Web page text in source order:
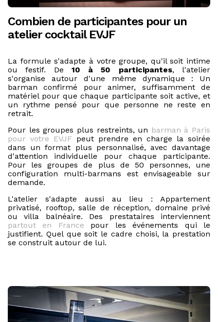
Combien de participantes pour un
atelier cocktail EVJF
La formule s'adapte à votre groupe, qu'il soit intime
ou festif. De 10 à 50 participantes, l'atelier
s'organise autour d'une même dynamique : Un
barman confirmé pour animer, suffisamment de
matériel pour que chaque participante soit active, et
un rythme pensé pour que personne ne reste en
retrait.
Pour les groupes plus restreints, un barman à Paris
pour votre EVJF peut prendre en charge la soirée
dans un format plus personnalisé, avec davantage
d'attention individuelle pour chaque participante.
Pour les groupes de plus de 50 personnes, une
configuration multi-barmans est envisageable sur
demande.
L'atelier s'adapte aussi au lieu : Appartement
privatisé, rooftop, salle de réception, domaine privé
ou villa balnéaire. Des prestataires interviennent
partout en France pour les événements qui le
justifient. Quel que soit le cadre choisi, la prestation
se construit autour de lui.